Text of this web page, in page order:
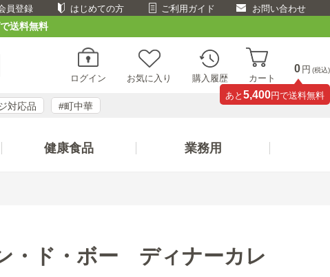
員登録 はじめての方 ご利用ガイド お問い合わせ
送料無料
ログイン お気に入り 購入履歴 カート
0 円 (税込)
あと 5,400円で送料無料
対応品 #町中華
健康食品 業務用
・ド・ボー ディナーカレ